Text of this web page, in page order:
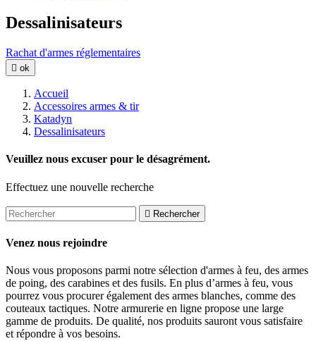
Dessalinisateurs
Rachat d'armes réglementaires
 ok
Accueil
Accessoires armes & tir
Katadyn
Dessalinisateurs
Veuillez nous excuser pour le désagrément.
Effectuez une nouvelle recherche
 Rechercher
Venez nous rejoindre
Nous vous proposons parmi notre sélection d'armes à feu, des armes
de poing, des carabines et des fusils. En plus d’armes à feu, vous
pourrez vous procurer également des armes blanches, comme des
couteaux tactiques. Notre armurerie en ligne propose une large
gamme de produits. De qualité, nos produits sauront vous satisfaire
et répondre à vos besoins.